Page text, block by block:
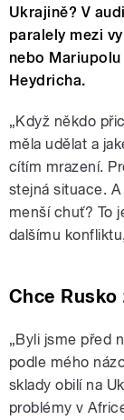
Ukrajině? V
paralely mezi
nebo
Heydricha.
„Když někdo
měla udělat a
cítím mrazení.
stejná situace.
menší chuť? To
dalšímu
Chce
„Byli jsme před
podle mého
sklady obilí na
problémy v